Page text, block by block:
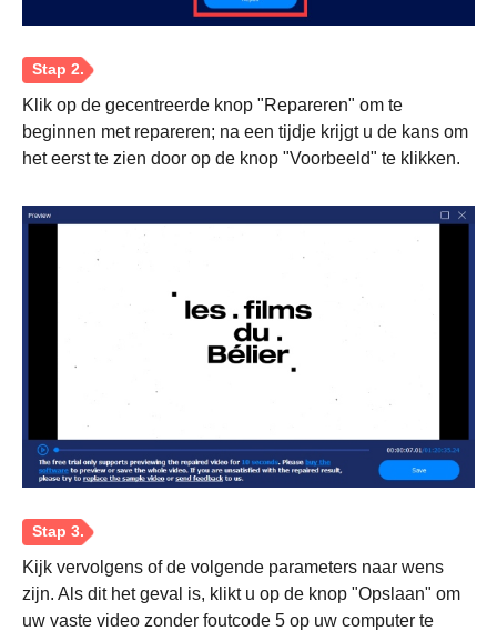
Klik op de gecentreerde knop "Repareren" om te
beginnen met repareren; na een tijdje krijgt u de kans om
het eerst te zien door op de knop "Voorbeeld" te klikken.
Kijk vervolgens of de volgende parameters naar wens
zijn. Als dit het geval is, klikt u op de knop "Opslaan" om
uw vaste video zonder foutcode 5 op uw computer te